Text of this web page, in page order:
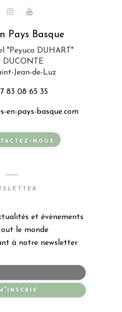
Pays Basque
"Peyuco DUHART"
DUCONTE
Jean-de-Luz
83 08 65 35
en-pays-basque.com
nous
et évènements
le monde
à notre newsletter